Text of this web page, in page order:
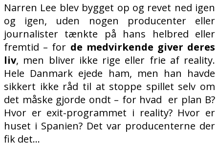
Narren Lee blev bygget op og revet ned igen
og igen, uden nogen producenter eller
journalister tænkte på hans helbred eller
fremtid – for de medvirkende giver deres
liv, men bliver ikke rige eller frie af reality.
Hele Danmark ejede ham, men han havde
sikkert ikke råd til at stoppe spillet selv om
det måske gjorde ondt – for hvad er plan B?
Hvor er exit-programmet i reality? Hvor er
huset i Spanien? Det var producenterne der
fik det…